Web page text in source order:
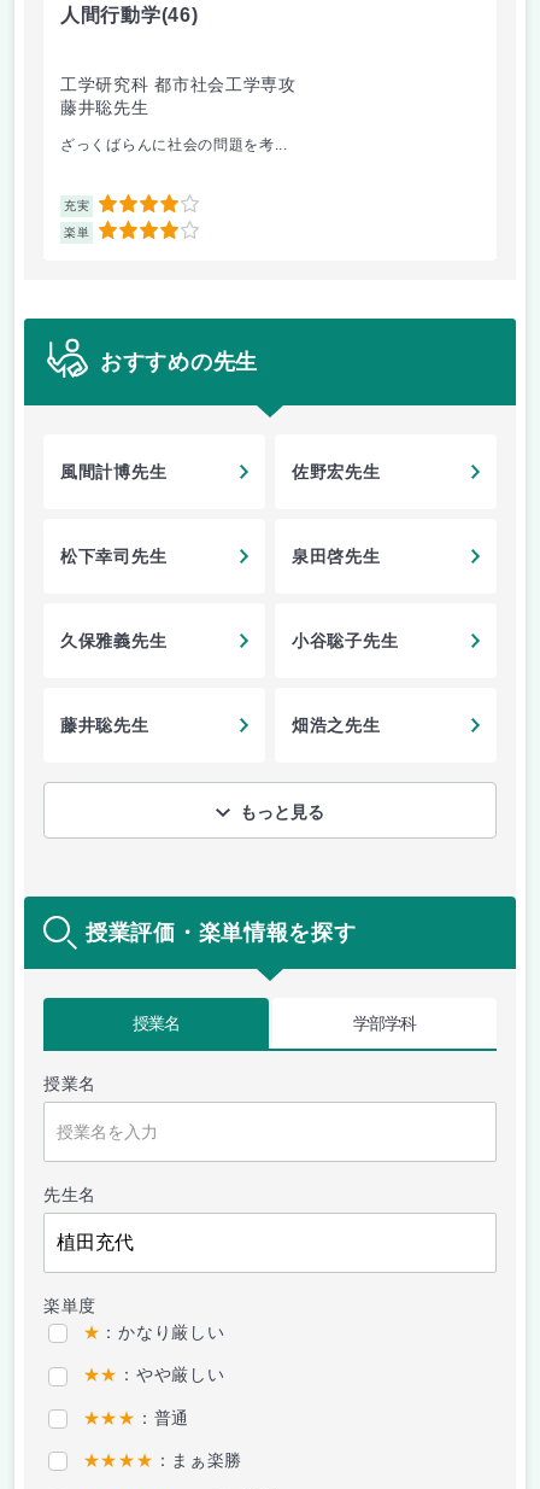
人間行動学(46)
工学研究科 都市社会工学専攻
藤井聡先生
ざっくばらんに社会の問題を考...
充実 4
楽単 4
おすすめの先生
風間計博先生 佐野宏先生
松下幸司先生 泉田啓先生
久保雅義先生 小谷聡子先生
藤井聡先生 畑浩之先生
もっと見る
授業評価・楽単情報を探す
授業名 学部学科
授業名
先生名
楽単度
★ ：かなり厳しい
★★ ：やや厳しい
★★★ ：普通
★★★★ ：まぁ楽勝